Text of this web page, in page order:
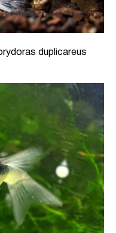
duplicareus